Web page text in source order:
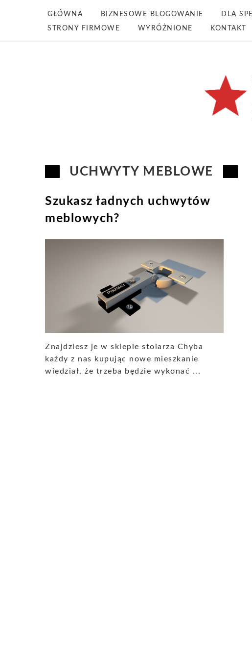
GŁÓWNA BIZNESOWE BLOGOWANIE DLA
STRONY FIRMOWE WYRÓŻNIONE KONTAKT
UCHWYTY MEBLOWE
Szukasz ładnych uchwytów
meblowych?
Znajdziesz je w sklepie stolarza Chyba
każdy z nas kupując nowe mieszkanie
wiedział, że trzeba będzie wykonać ...